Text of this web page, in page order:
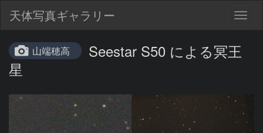
天体写真ギャラリー
山端穂高
Seestar S50 による冥王
星